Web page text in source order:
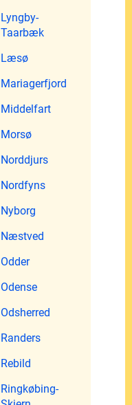
Lyngby-
Taarbæk
Læsø
Mariagerfjord
Middelfart
Morsø
Norddjurs
Nordfyns
Nyborg
Næstved
Odder
Odense
Odsherred
Randers
Rebild
Ringkøbing-